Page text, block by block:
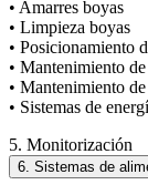
• Amarres boyas
• Limpieza boyas
• Posicionamiento
• Mantenimiento
• Mantenimiento
• Sistemas de
5. Monitorización
6. Sistemas de